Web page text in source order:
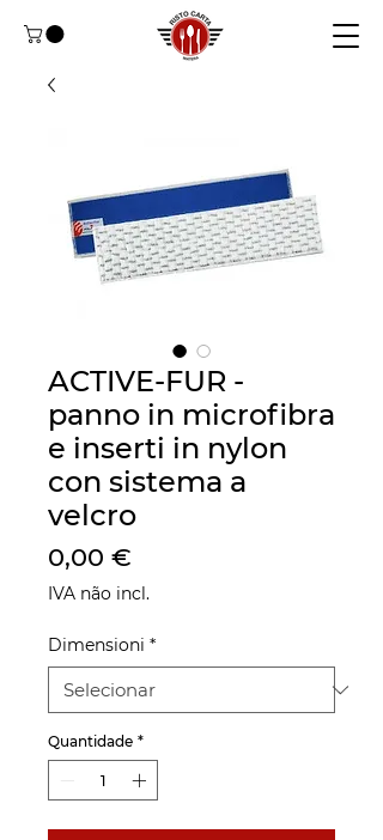
ACTIVE-FUR -
panno in microfibra
e inserti in nylon
con sistema a
velcro
0,00 €
IVA não incl.
Dimensioni *
Quantidade *